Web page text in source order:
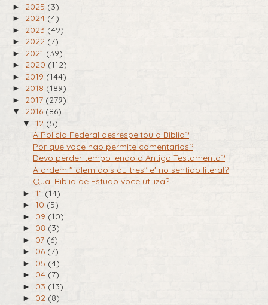
► 2025 (3)
► 2024 (4)
► 2023 (49)
► 2022 (7)
► 2021 (39)
► 2020 (112)
► 2019 (144)
► 2018 (189)
► 2017 (279)
▼ 2016 (86)
▼ 12 (5)
A Policia Federal desrespeitou a Biblia?
Por que voce nao permite comentarios?
Devo perder tempo lendo o Antigo Testamento?
A ordem "falem dois ou tres" e' no sentido literal?
Qual Biblia de Estudo voce utiliza?
► 11 (14)
► 10 (5)
► 09 (10)
► 08 (3)
► 07 (6)
► 06 (7)
► 05 (4)
► 04 (7)
► 03 (13)
► 02 (8)